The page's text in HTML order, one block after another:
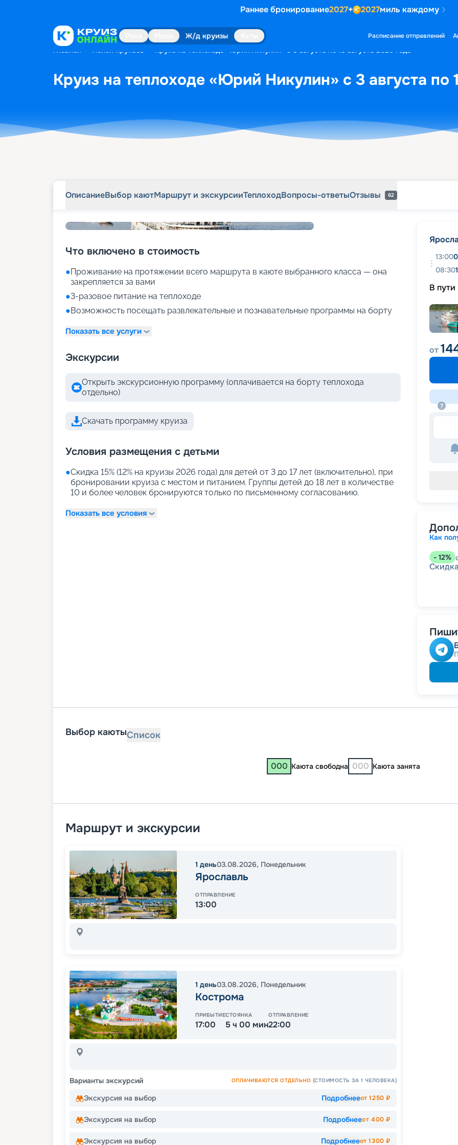
Раннее бронирование2027+ 2027миль каждому
Ж/д круизы Расписание отправлений
Главная Поиск круизов Круиз на теплоходе «Юрий Никулин» с 3 августа по 13 августа 2026 года
Круиз на теплоходе «Юрий Никулин» с 3 августа по
ОписаниеВыбор каютМаршрут и экскурсииТеплоходВопросы-ответыОтзывы 62
Что включено в стоимость
●Проживание на протяжении всего маршрута в каюте выбранного класса — она
закрепляется за вами
●3-разовое питание на теплоходе
●Возможность посещать развлекательные и познавательные программы на борту
Показать все услуги
Экскурсии
Открыть экскурсионную программу (оплачивается на борту теплохода
отдельно)
Скачать программу круиза
Условия размещения с детьми
●Скидка 15% (12% на круизы 2026 года) для детей от 3 до 17 лет (включительно), при
бронировании круиза с местом и питанием. Группы детей до 18 лет в количестве
10 и более человек бронируются только по письменному согласованию.
Показать все условия
13:00
08:30
В пути
от
Как
- 12%
Скидка
Выбор каютыСписок
000 Каюта свободна 000 Каюта занята
Маршрут и экскурсии
1 день03.08.2026, Понедельник
Ярославль
ОТПРАВЛЕНИЕ
13:00
1 день03.08.2026, Понедельник
Кострома
ПРИБЫТИЕ
17:00
СТОЯНКА
5 ч 00 мин
ОТПРАВЛЕНИЕ
22:00
Варианты экскурсий ОПЛАЧИВАЮТСЯ ОТДЕЛЬНО (СТОИМОСТЬ ЗА 1 ЧЕЛОВЕКА)
Экскурсия на выбор Подробнееот1250 ₽
Экскурсия на выбор Подробнееот 400 ₽
Экскурсия на выбор Подробнееот1300 ₽